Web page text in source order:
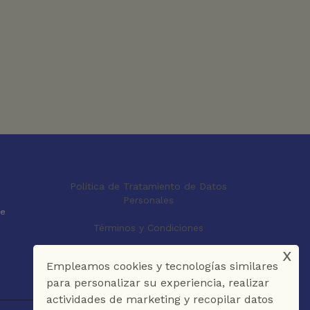
Política de Tratamiento de Datos
Personales
Términos y Condiciones
Empleamos cookies y tecnologías similares
para personalizar su experiencia, realizar
actividades de marketing y recopilar datos
x